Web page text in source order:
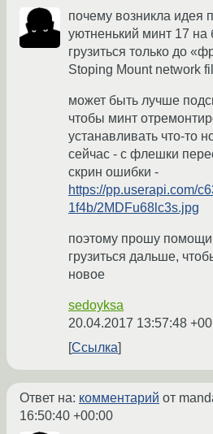
почему возникла идея
уютненький минт 17 на
грузиться только до
Stoping Mount network
может быть лучше
чтобы минт
устанавливать что-то
сейчас - с флешки
скрин ошибки -
https://pp.userapi.com/
1f4b/2MDFu68lc3s.jpg
поэтому прошу помощи
грузиться дальше,
новое
sedoyksa
20.04.2017 13:57:48
Ссылка
Ответ на: комментарий от
16:50:40 +00:00